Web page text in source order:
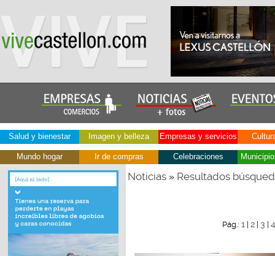
Salud y bienestar Imagen y belleza Empresas y servicios
Mundo hogar Ir de compras Celebraciones
Noticias» Resultados
Pág.: 1 2 3 4